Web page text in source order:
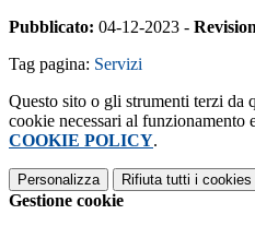
Pubblicato: 04-12-2023 -
Tag pagina: Servizi
Questo sito o gli strumenti terzi da
cookie necessari al
COOKIE POLICY.
Personalizza Rifiuta tutti i cookies
Gestione cookie